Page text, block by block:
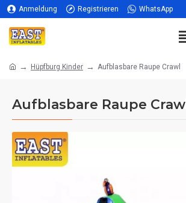
Anmeldung Registrieren WhatsApp
Hüpfburg Kinder Aufblasbare Raupe Crawl
Aufblasbare Raupe Crawl